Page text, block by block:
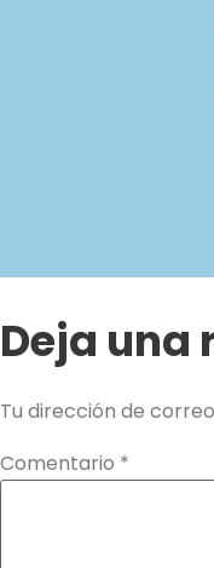
Deja una
Tu dirección de
Comentario *